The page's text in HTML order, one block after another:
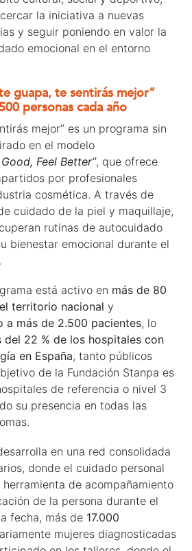
la iniciativa a nuevas
y seguir poniendo en valor la
emocional en el entorno
guapa, te sentirás mejor”
personas cada año
mejor” es un programa sin
en el modelo
Feel Better”, que ofrece
por profesionales
cosmética. A través de
cuidado de la piel y maquillaje,
rutinas de autocuidado
bienestar emocional durante el
está activo en más de 80
territorio nacional y
a más de 2.500 pacientes, lo
del 22 % de los hospitales con
en España, tanto públicos
de la Fundación Stanpa es
de referencia o nivel 3
su presencia en todas las
en una red consolidada
donde el cuidado personal
de acompañamiento
de la persona durante el
fecha, más de 17.000
mujeres diagnosticadas